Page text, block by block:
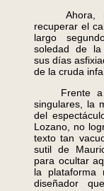
Ahora,
recuperar el
largo
soledad de la
sus días
de la cruda
Frente a
singulares, la
del
Lozano, no
texto tan
sutil de
para ocultar
la plataforma
diseñador